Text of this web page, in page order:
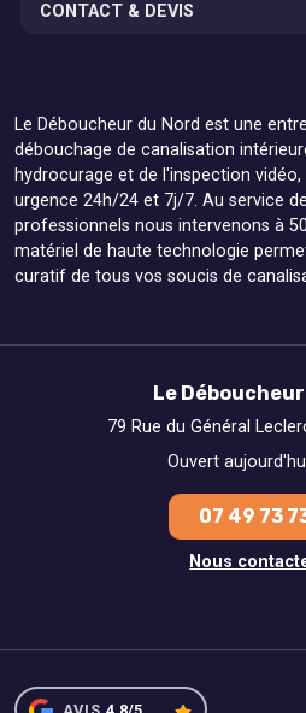
CONTACT & DEVIS
Le Déboucheur du Nord est une
débouchage de canalisation
hydrocurage et de l'inspection
urgence 24h/24 et 7j/7. Au service
professionnels nous intervenons à
matériel de haute technologie
curatif de tous vos soucis de
Le
79 Rue du Général
Ouvert
07 49 73
Nous